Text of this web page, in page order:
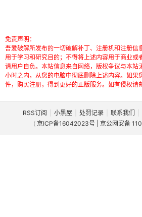
免责声明：
吾爱破解所发布的一切破解补丁、注册机和注册信
用于学习和研究目的；不得将上述内容用于商业或
请用户自负。本站信息来自网络，版权争议与本站
小时之内，从您的电脑中彻底删除上述内容。如果
件，购买注册，得到更好的正版服务。如有侵权请
RSS订阅 小黑屋 处罚记录 联系我们
( 京ICP备16042023号 | 京公网安备